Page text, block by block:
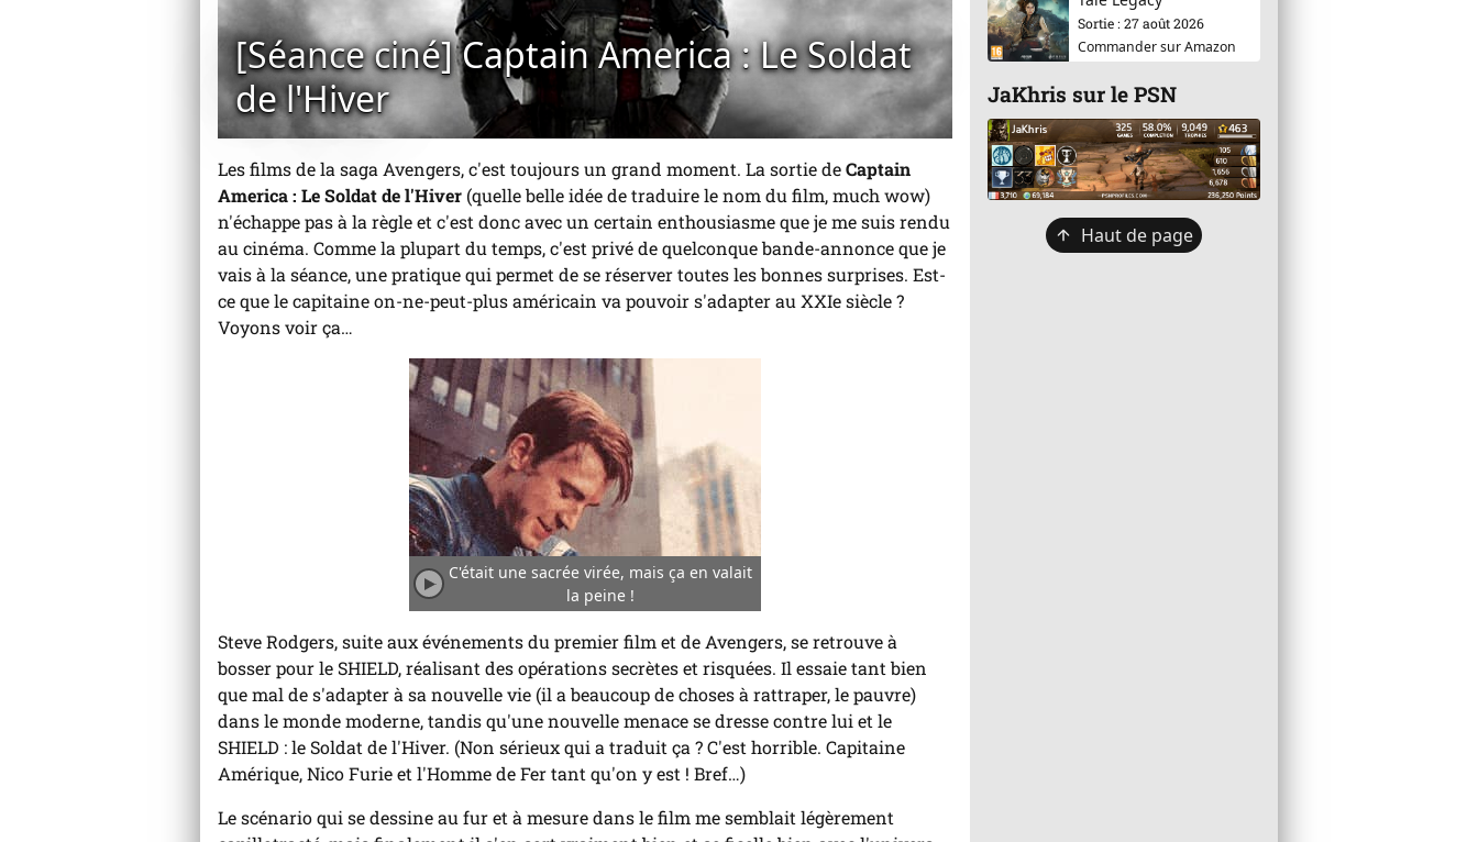
[Séance ciné] Captain America : Le Soldat
de l'Hiver
Les films de la saga Avengers, c'est toujours un grand moment. La sortie deCaptain
America : Le Soldat de l'Hiver (quelle belle idée de traduire le nom du film, much wow)
n'échappe pas à la règle et c'est donc avec un certain enthousiasme que je me suis rendu
au cinéma. Comme la plupart du temps, c'est privé de quelconque bande-annonce que je
vais à la séance, une pratique qui permet de se réserver toutes les bonnes surprises. Est-
ce que le capitaine on-ne-peut-plus américain va pouvoir s'adapter au XXIe siècle ?
Voyons voir ça…
Jouer/Arrêter
l'animation
C'était une sacrée virée, mais ça en valait
la peine !
Steve Rodgers, suite aux événements du premier film et de Avengers, se retrouve à
bosser pour le SHIELD, réalisant des opérations secrètes et risquées. Il essaie tant bien
que mal de s'adapter à sa nouvelle vie (il a beaucoup de choses à rattraper, le pauvre)
dans le monde moderne, tandis qu'une nouvelle menace se dresse contre lui et le
SHIELD : le Soldat de l'Hiver. (Non sérieux qui a traduit ça ? C'est horrible. Capitaine
Amérique, Nico Furie et l'Homme de Fer tant qu'on y est ! Bref…)
Le scénario qui se dessine au fur et à mesure dans le film me semblait légèrement
Sortie : 27 août 2026
Commander sur Amazon
JaKhris sur le PSN
Retour
Haut de page